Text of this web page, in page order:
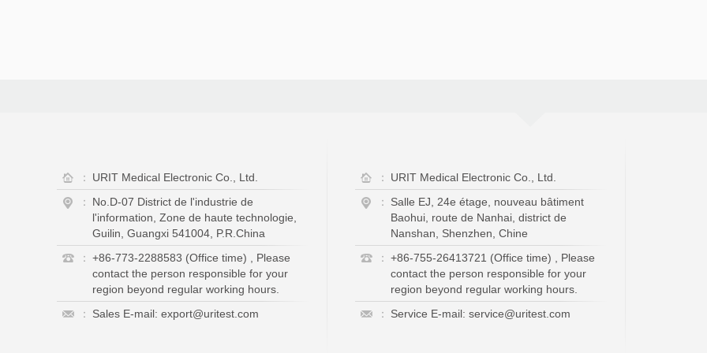
：
URIT Medical Electronic Co., Ltd.
：
No.D-07 District de l'industrie de
l'information, Zone de haute technologie,
Guilin, Guangxi 541004, P.R.China
： +86-773-2288583 (Office time) , Please
contact the person responsible for your
region beyond regular working hours.
：
Sales E-mail: export@uritest.com
：
URIT Medical Electronic Co., Ltd.
：
Salle EJ, 24e étage, nouveau bâtiment
Baohui, route de Nanhai, district de
Nanshan, Shenzhen, Chine
： +86-755-26413721 (Office time) , Please
contact the person responsible for your
region beyond regular working hours.
：
Service E-mail: service@uritest.com